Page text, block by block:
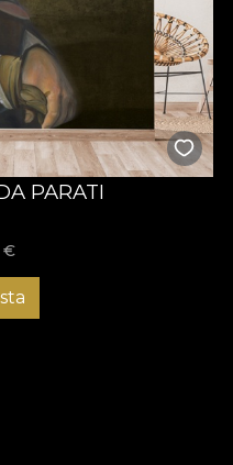
PARATI
€